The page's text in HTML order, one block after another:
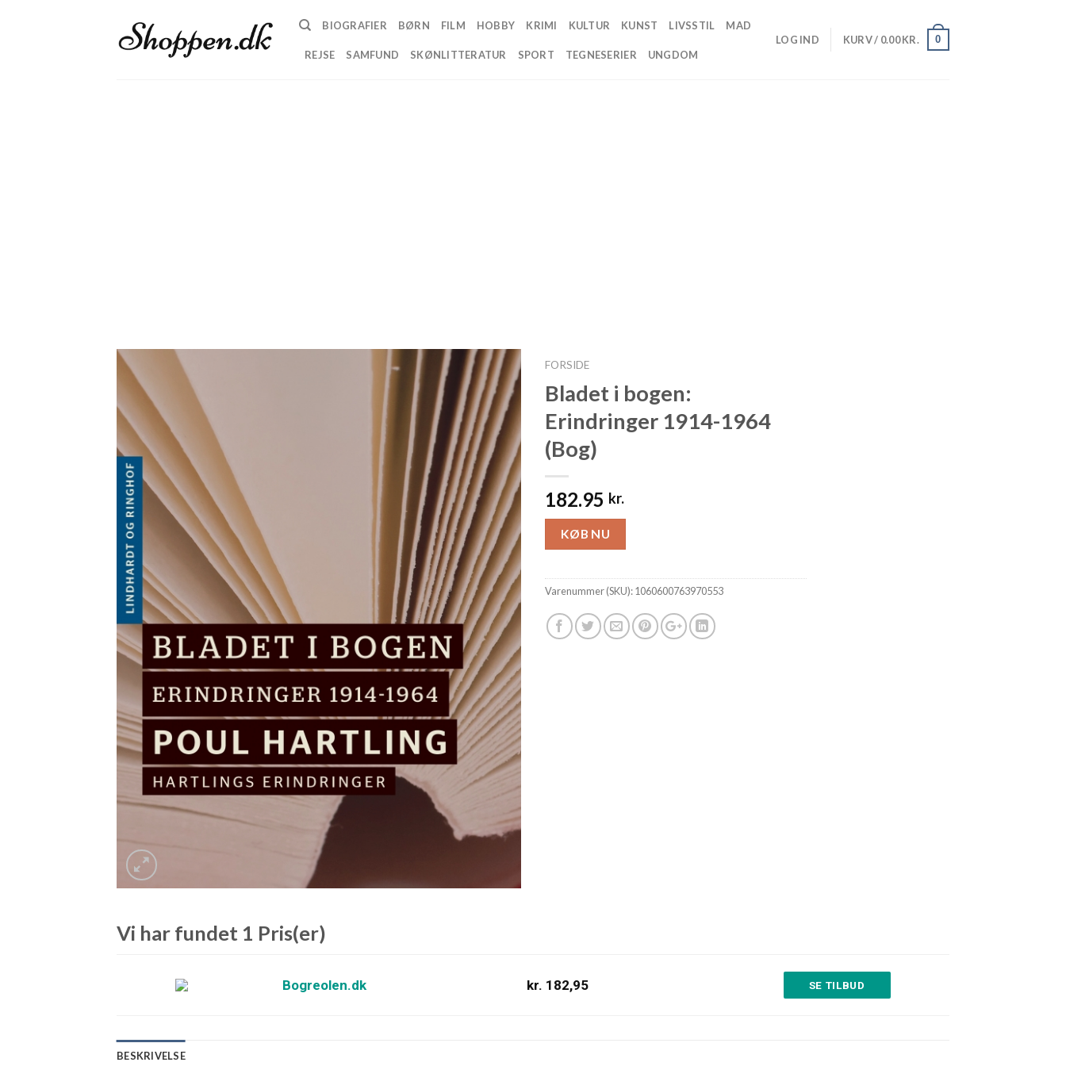
BIOGRAFIER BØRN FILM HOBBY KRIMI KULTUR KUNST LIVSSTIL MAD
REJSE SAMFUND SKØNLITTERATUR SPORT TEGNESERIER UNGDOM
LOG IND KURV / 0.00KR. 0
FORSIDE
Bladet i bogen:
Erindringer 1914-1964
(Bog)
182.95 kr.
KØB NU
Varenummer (SKU):1060600763970553
Vi har fundet 1 Pris(er)
Bogreolen.dk kr. 182,95 SE TILBUD
BESKRIVELSE